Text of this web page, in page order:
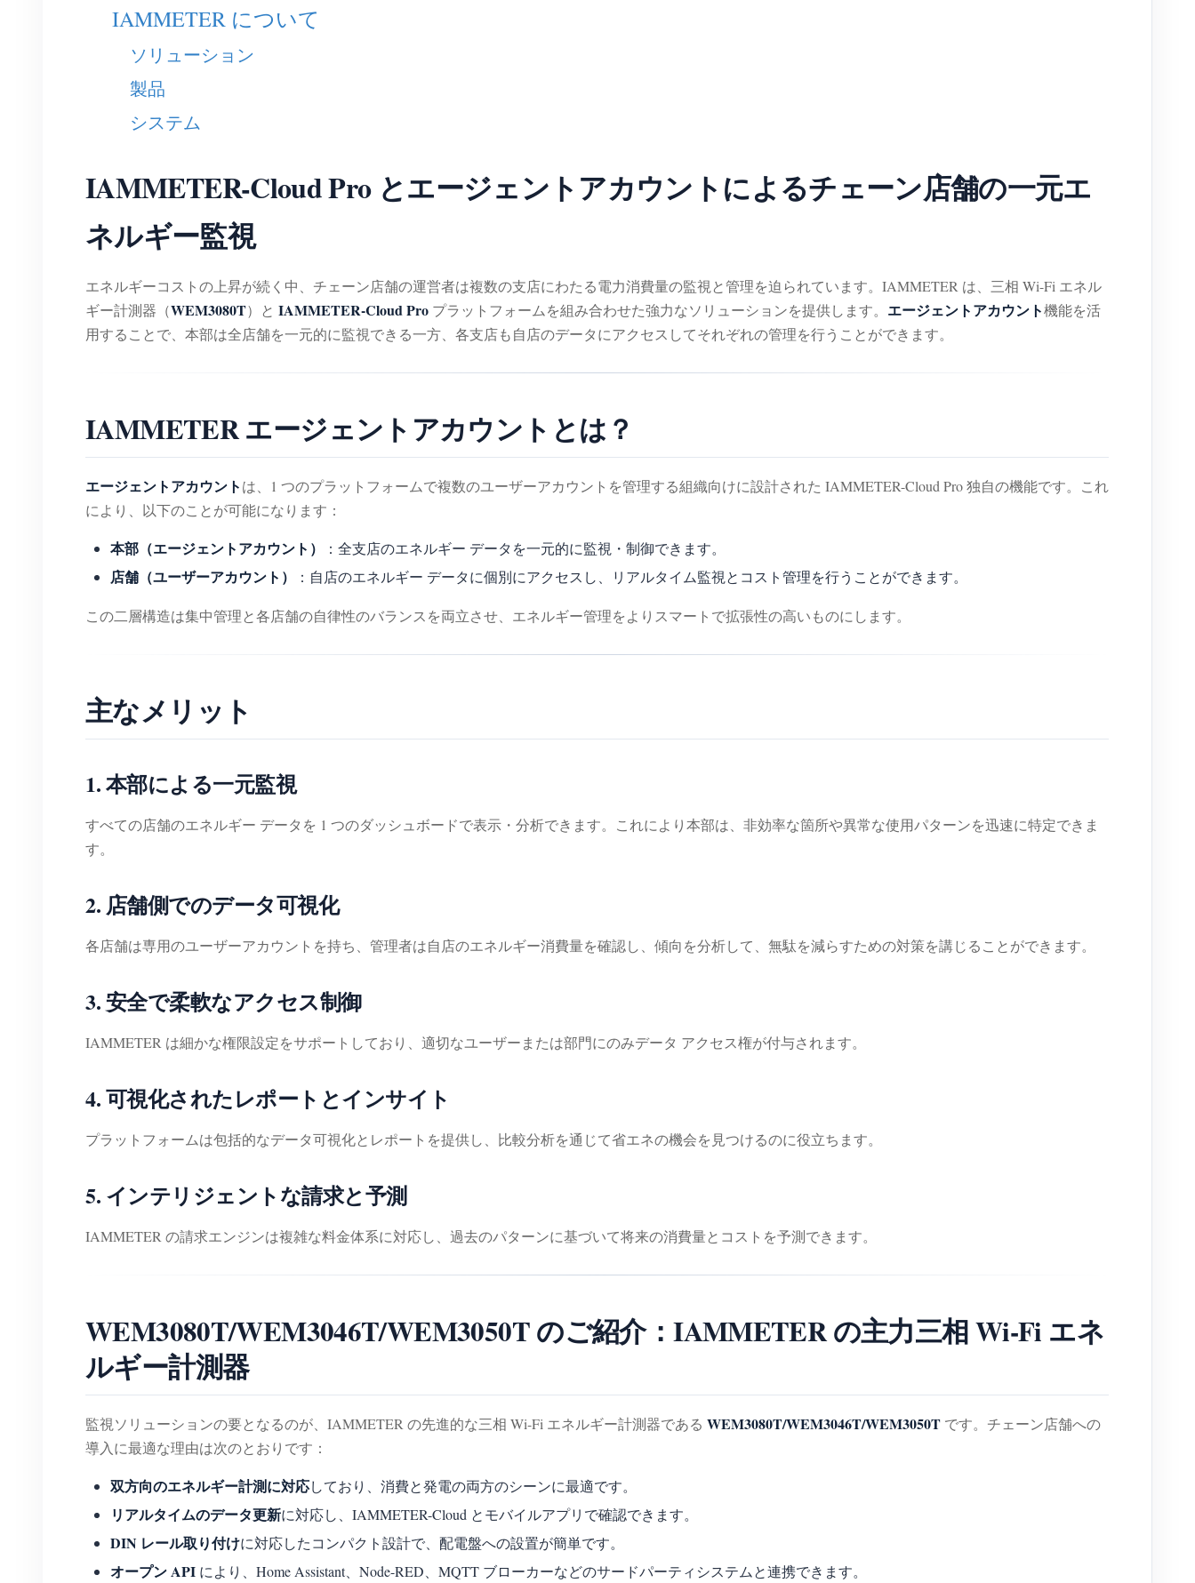
IAMMETER について
ソリューション
製品
システム
IAMMETER-Cloud Pro とエージェントアカウントによるチェーン店舗の一元エ
ネルギー監視
エネルギーコストの上昇が続く中、チェーン店舗の運営者は複数の支店にわたる電力消費量の監視と管理を迫られています。IAMMETER は、三相 Wi-Fi エネル
ギー計測器（WEM3080T）と IAMMETER-Cloud Pro プラットフォームを組み合わせた強力なソリューションを提供します。 エージェントアカウント機能を活
用することで、本部は全店舗を一元的に監視できる一方、各支店も自店のデータにアクセスしてそれぞれの管理を行うことができます。
IAMMETER エージェントアカウントとは？
エージェントアカウントは、1 つのプラットフォームで複数のユーザーアカウントを管理する組織向けに設計された IAMMETER-Cloud Pro 独自の機能です。これ
により、以下のことが可能になります：
本部（エージェントアカウント） ：全支店のエネルギー データを一元的に監視・制御できます。
店舗（ユーザーアカウント） ：自店のエネルギー データに個別にアクセスし、リアルタイム監視とコスト管理を行うことができます。
この二層構造は集中管理と各店舗の自律性のバランスを両立させ、エネルギー管理をよりスマートで拡張性の高いものにします。
主なメリット
1. 本部による一元監視
すべての店舗のエネルギー データを 1 つのダッシュボードで表示・分析できます。これにより本部は、非効率な箇所や異常な使用パターンを迅速に特定できま
す。
2. 店舗側でのデータ可視化
各店舗は専用のユーザーアカウントを持ち、管理者は自店のエネルギー消費量を確認し、傾向を分析して、無駄を減らすための対策を講じることができます。
3. 安全で柔軟なアクセス制御
IAMMETER は細かな権限設定をサポートしており、適切なユーザーまたは部門にのみデータ アクセス権が付与されます。
4. 可視化されたレポートとインサイト
プラットフォームは包括的なデータ可視化とレポートを提供し、比較分析を通じて省エネの機会を見つけるのに役立ちます。
5. インテリジェントな請求と予測
IAMMETER の請求エンジンは複雑な料金体系に対応し、過去のパターンに基づいて将来の消費量とコストを予測できます。
WEM3080T/WEM3046T/WEM3050T のご紹介：IAMMETER の主力三相 Wi-Fi エネ
ルギー計測器
監視ソリューションの要となるのが、IAMMETER の先進的な三相 Wi-Fi エネルギー計測器である WEM3080T/WEM3046T/WEM3050T です。チェーン店舗への
導入に最適な理由は次のとおりです：
双方向のエネルギー計測に対応しており、消費と発電の両方のシーンに最適です。
リアルタイムのデータ更新に対応し、IAMMETER-Cloud とモバイルアプリで確認できます。
DIN レール取り付けに対応したコンパクト設計で、配電盤への設置が簡単です。
オープン API により、Home Assistant、Node-RED、MQTT ブローカーなどのサードパーティシステムと連携できます。